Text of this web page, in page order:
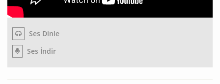
Ses Dinle
Ses İndir